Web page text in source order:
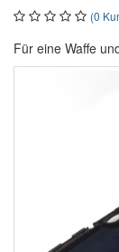
(0
Für eine Waffe